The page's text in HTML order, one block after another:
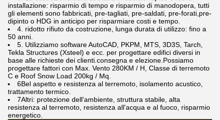
installazione: risparmio di tempo e risparmio di manodopera, tutti
gli elementi sono fabbricati, pre-tagliati, pre-saldati, pre-forati,pre-
dipinto o HDG in anticipo per risparmiare costi e tempo.
4. ridotto rifiuto da costruzione, lunga durata di utilizzo: fino a
50 anni.
5. Utilizziamo software AutoCAD, PKPM, MTS, 3D3S, Tarch,
Tekla Structures (Xsteel) e ecc. per progettare edifici diversi in
base alle richieste dei clienti.consegna e elezione.Possiamo
progettare fattori con Max. Vento 280KM / H, Classe di terremoto
C e Roof Snow Load 200kg / Mq.
6Bel aspetto e resistenza al terremoto, isolamento acustico,
trattamento termico.
7Altri: protezione dell'ambiente, struttura stabile, alta
resistenza al terremoto, resistenza all'acqua e al fuoco, risparmio
energetico.